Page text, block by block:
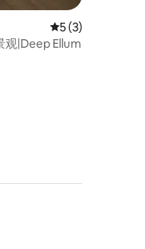
价 平均评分 5 分（
5 (3)
观|Deep Ellum